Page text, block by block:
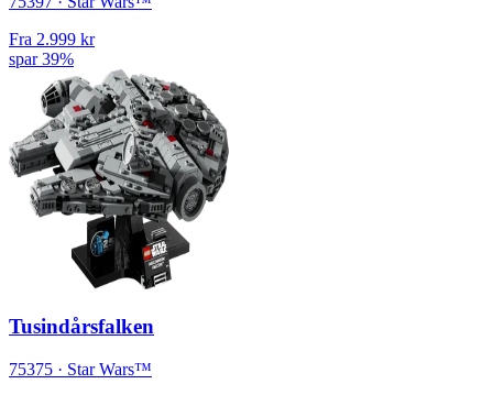
Fra 2.999 kr
spar 39%
Tusindårsfalken
75375 · Star Wars™